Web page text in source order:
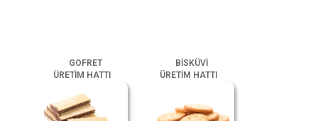
GOFRET
ÜRETİM HATTI
BİSKÜVİ
ÜRETİM HATTI